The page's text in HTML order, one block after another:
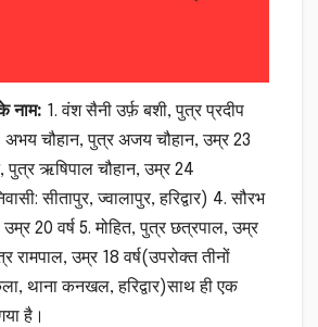
नाम: 1. वंश सैनी उर्फ़ बशी, पुत्र प्रदीप
अभय चौहान, पुत्र अजय चौहान, उम्र 23
पुत्र ऋषिपाल चौहान, उम्र 24
सीतापुर, ज्वालापुर, हरिद्वार) 4. सौरभ
उम्र 20 वर्ष 5. मोहित, पुत्र छत्रपाल, उम्र
रामपाल, उम्र 18 वर्ष(उपरोक्त तीनों
थाना कनखल, हरिद्वार)साथ ही एक
है।